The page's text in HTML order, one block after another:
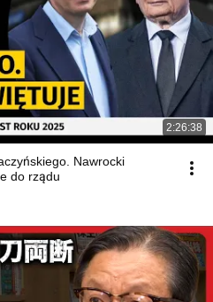
2:26:38
Nawrocki
do rządu